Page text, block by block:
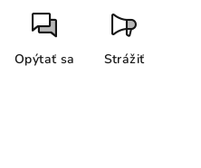
Opýtať sa Strážiť